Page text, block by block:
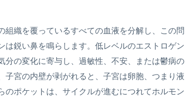
織を覆っているすべての血液を分解し、この問
鋭い鼻を鳴らします。低レベルのエストロゲン
分の変化に寄与し、過敏性、不安、または鬱病の
宮の内壁が剥がれると、子宮は卵胞、つまり液
ポケットは、サイクルが進むにつれてホルモン